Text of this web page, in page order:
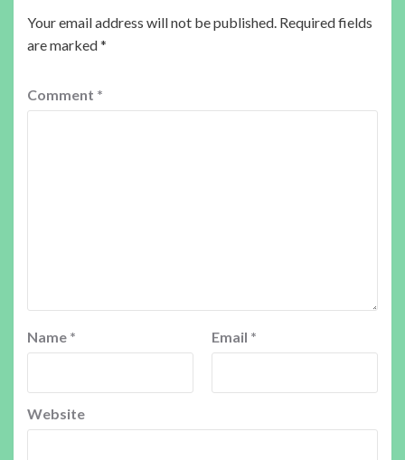
Your email address will not be published. Required fields
are marked*
Comment *
Name * Email *
Website